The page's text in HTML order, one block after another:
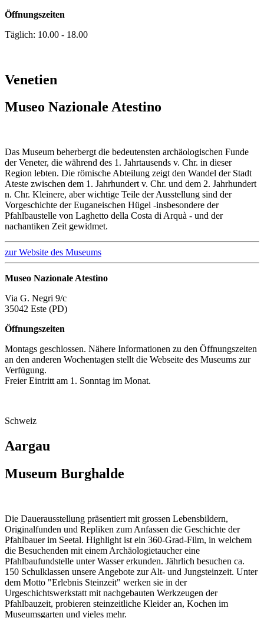
Öffnungszeiten
Täglich: 10.00 - 18.00
Venetien
Museo Nazionale Atestino
Das Museum beherbergt die bedeutensten archäologischen Funde
der Veneter, die während des 1. Jahrtausends v. Chr. in dieser
Region lebten. Die römische Abteilung zeigt den Wandel der Stadt
Ateste zwischen dem 1. Jahrhundert v. Chr. und dem 2. Jahrhundert
n. Chr. Kleinere, aber wichtige Teile der Ausstellung sind der
Vorgeschichte der Euganeischen Hügel -insbesondere der
Pfahlbaustelle von Laghetto della Costa di Arquà - und der
nachantiken Zeit gewidmet.
zur Website des Museums
Museo Nazionale Atestino
Via G. Negri 9/c
35042 Este (PD)
Öffnungszeiten
Montags geschlossen. Nähere Informationen zu den Öffnungszeiten
an den anderen Wochentagen stellt die Webseite des Museums zur
Verfügung.
Freier Eintritt am 1. Sonntag im Monat.
Schweiz
Aargau
Museum Burghalde
Die Dauerausstellung präsentiert mit grossen Lebensbildern,
Originalfunden und Repliken zum Anfassen die Geschichte der
Pfahlbauer im Seetal. Highlight ist ein 360-Grad-Film, in welchem
die Besuchenden mit einem Archäologietaucher eine
Pfahlbaufundstelle unter Wasser erkunden. Jährlich besuchen ca.
150 Schulklassen unsere Angebote zur Alt- und Jungsteinzeit. Unter
dem Motto "Erlebnis Steinzeit" werken sie in der
Urgeschichtswerkstatt mit nachgebauten Werkzeugen der
Pfahlbauzeit, probieren steinzeitliche Kleider an, Kochen im
Museumsgarten und vieles mehr.